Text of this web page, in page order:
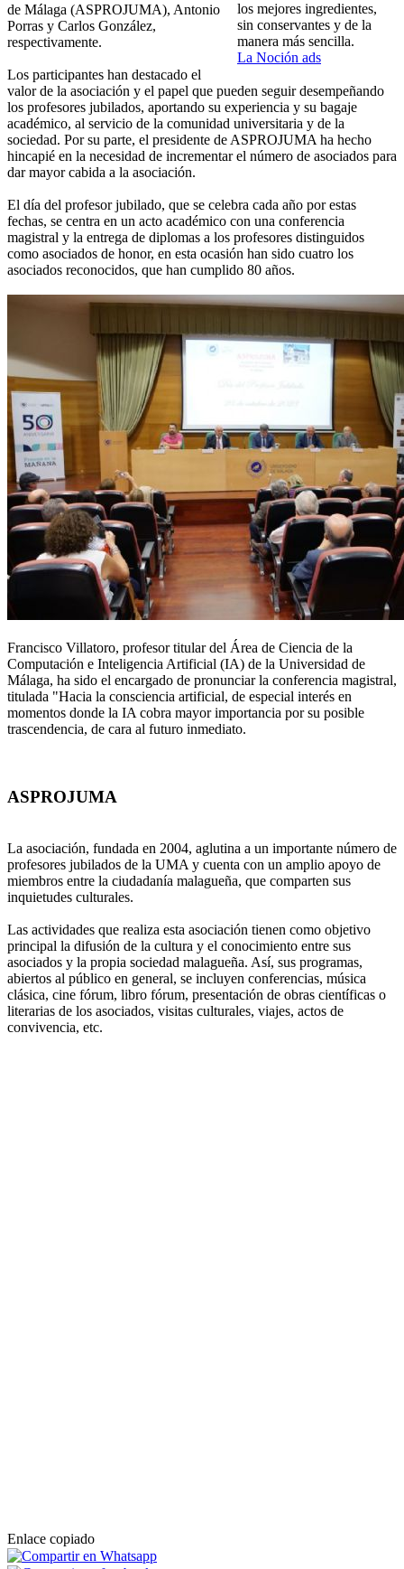
los mejores ingredientes,
sin conservantes y de la
manera más sencilla.
La Noción ads
de Málaga (ASPROJUMA), Antonio
Porras y Carlos González,
respectivamente.
Los participantes han destacado el
valor de la asociación y el papel que pueden seguir desempeñando
los profesores jubilados, aportando su experiencia y su bagaje
académico, al servicio de la comunidad universitaria y de la
sociedad. Por su parte, el presidente de ASPROJUMA ha hecho
hincapié en la necesidad de incrementar el número de asociados para
dar mayor cabida a la asociación.
El día del profesor jubilado, que se celebra cada año por estas
fechas, se centra en un acto académico con una conferencia
magistral y la entrega de diplomas a los profesores distinguidos
como asociados de honor, en esta ocasión han sido cuatro los
asociados reconocidos, que han cumplido 80 años.
Francisco Villatoro, profesor titular del Área de Ciencia de la
Computación e Inteligencia Artificial (IA) de la Universidad de
Málaga, ha sido el encargado de pronunciar la conferencia magistral,
titulada "Hacia la consciencia artificial, de especial interés en
momentos donde la IA cobra mayor importancia por su posible
trascendencia, de cara al futuro inmediato.
ASPROJUMA
La asociación, fundada en 2004, aglutina a un importante número de
profesores jubilados de la UMA y cuenta con un amplio apoyo de
miembros entre la ciudadanía malagueña, que comparten sus
inquietudes culturales.
Las actividades que realiza esta asociación tienen como objetivo
principal la difusión de la cultura y el conocimiento entre sus
asociados y la propia sociedad malagueña. Así, sus programas,
abiertos al público en general, se incluyen conferencias, música
clásica, cine fórum, libro fórum, presentación de obras científicas o
literarias de los asociados, visitas culturales, viajes, actos de
convivencia, etc.
Enlace copiado